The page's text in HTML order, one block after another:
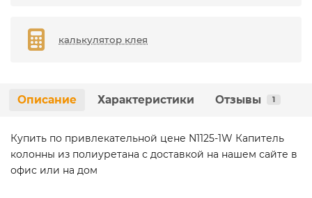
калькулятор клея
Описание Характеристики Отзывы 1
Купить по привлекательной цене N1125-1W Капитель
колонны из полиуретана с доставкой на нашем сайте в
офис или на дом